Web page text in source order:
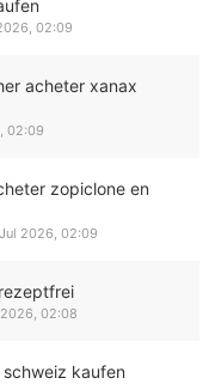
02:09
acheter xanax
02:09
zopiclone en
2026, 02:09
02:08
kaufen